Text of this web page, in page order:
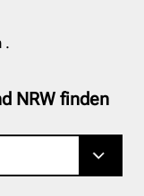
.
NRW finden